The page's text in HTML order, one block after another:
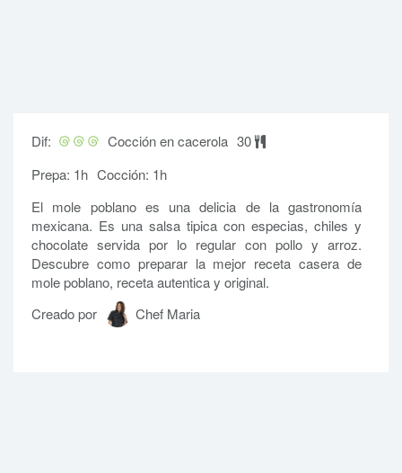
Dif: Cocción en cacerola 30
Prepa: 1h Cocción: 1h
El mole poblano es una delicia de la gastronomía
mexicana. Es una salsa tipica con especias, chiles y
chocolate servida por lo regular con pollo y arroz.
Descubre como preparar la mejor receta casera de
mole poblano, receta autentica y original.
Creado por
Chef Maria